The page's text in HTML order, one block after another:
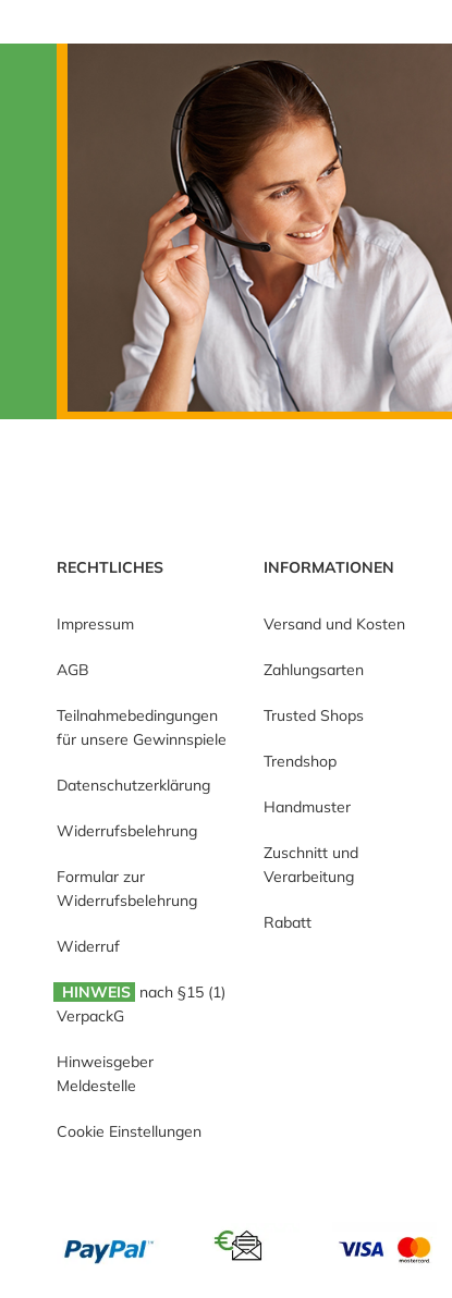
RECHTLICHES
Impressum
AGB
Teilnahmebedingungen
für unsere Gewinnspiele
Datenschutzerklärung
Widerrufsbelehrung
Formular zur
Widerrufsbelehrung
Widerruf
HINWEIS nach §15 (1)
VerpackG
Hinweisgeber
Meldestelle
Cookie Einstellungen
INFORMATIONEN
Versand und Kosten
Zahlungsarten
Trusted Shops
Trendshop
Handmuster
Zuschnitt und
Verarbeitung
Rabatt